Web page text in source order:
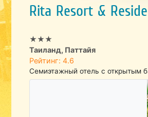
Rita Resort &
★★★
Таиланд, Паттайя
Рейтинг: 4.6
Семиэтажный отель с открытым